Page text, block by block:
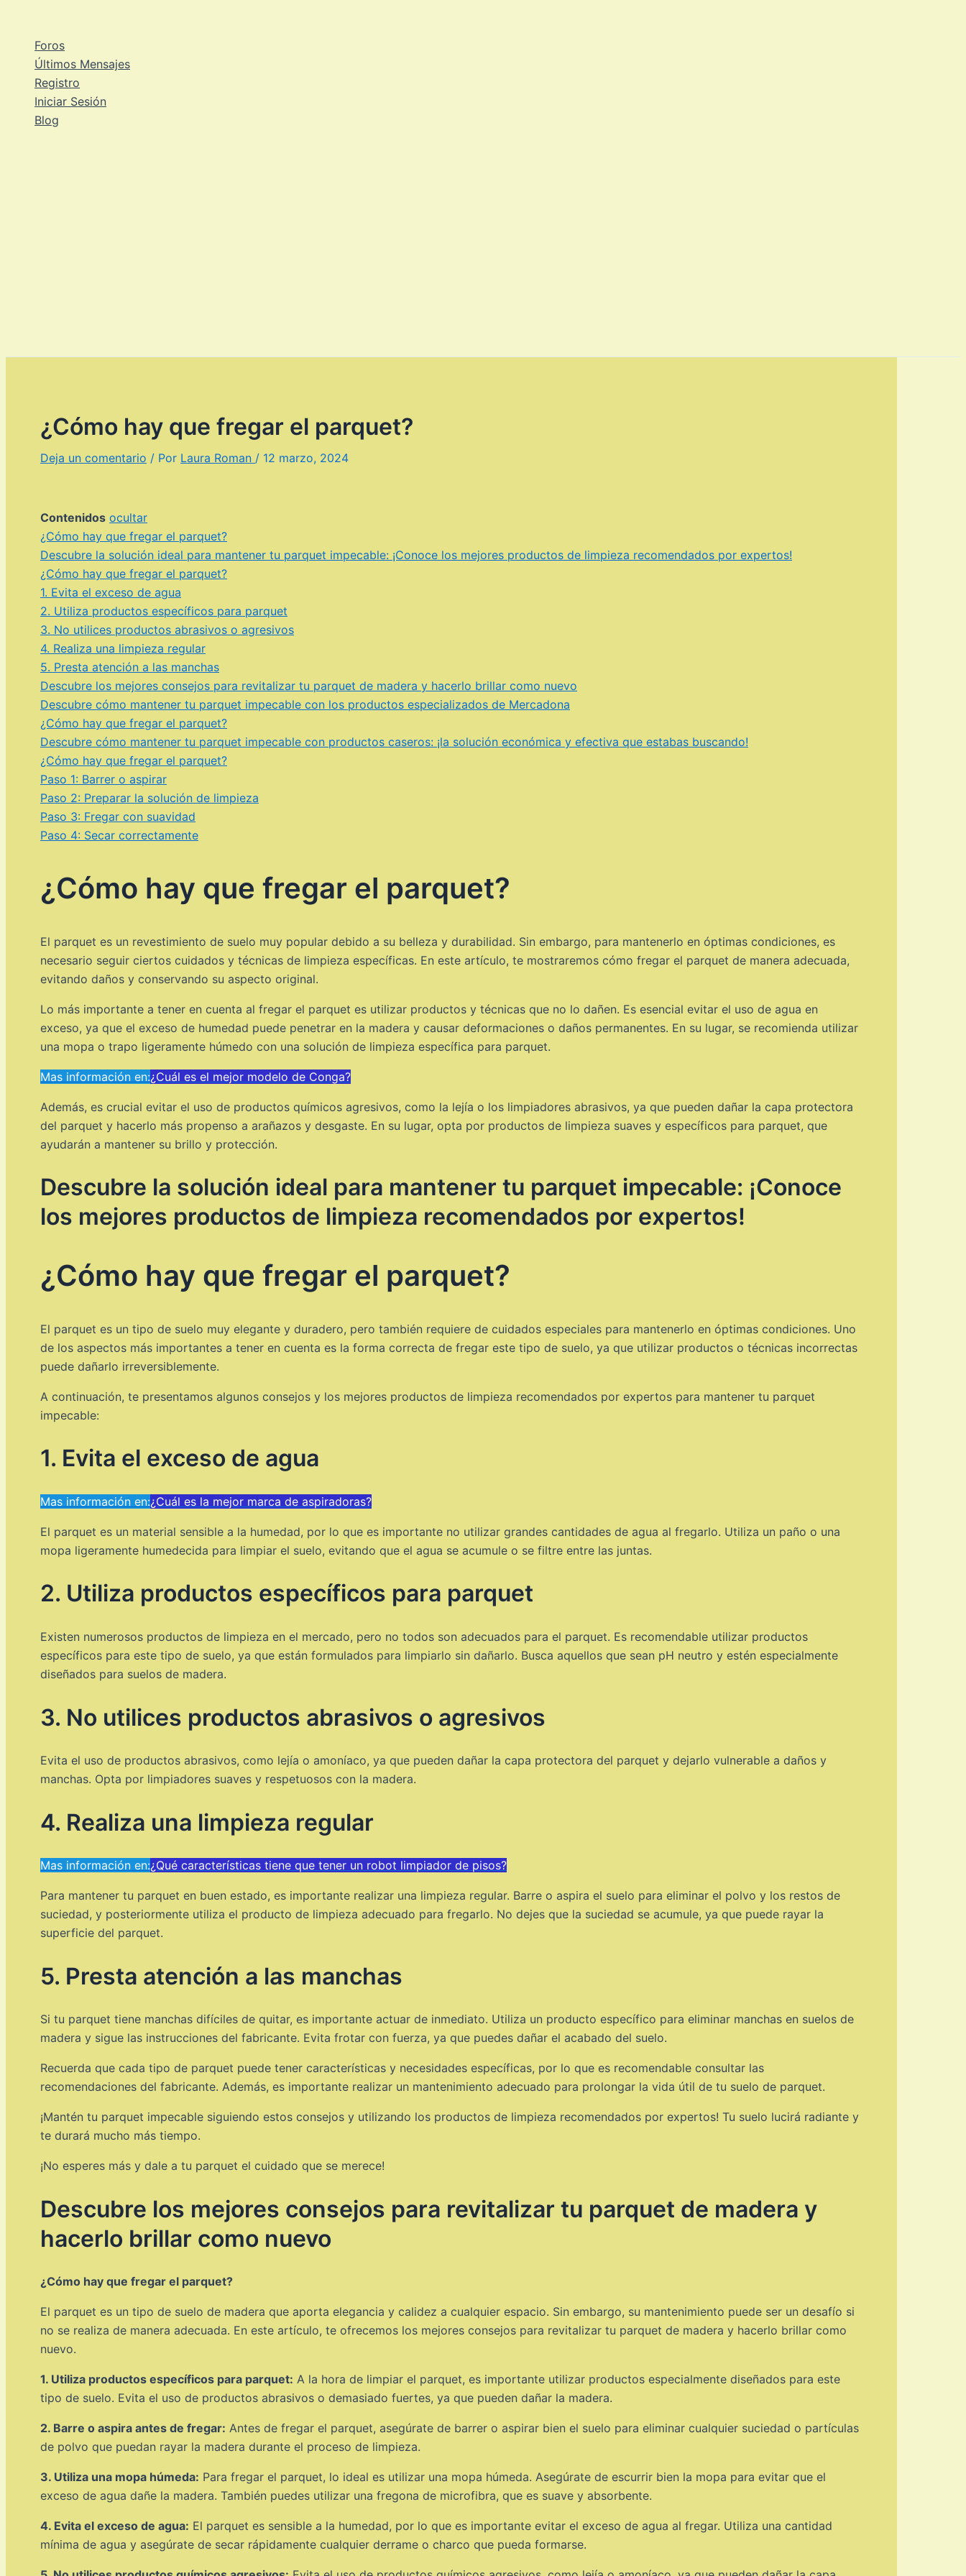
contenido
Foros
Últimos Mensajes
Registro
Iniciar Sesión
Blog
¿Cómo hay que fregar el parquet?
Deja un comentario / Por Laura Roman / 12 marzo, 2024
Contenidos ocultar
¿Cómo hay que fregar el parquet?
Descubre la solución ideal para mantener tu parquet impecable: ¡Conoce los mejores productos de limpieza recomendados por expertos!
¿Cómo hay que fregar el parquet?
1. Evita el exceso de agua
2. Utiliza productos específicos para parquet
3. No utilices productos abrasivos o agresivos
4. Realiza una limpieza regular
5. Presta atención a las manchas
Descubre los mejores consejos para revitalizar tu parquet de madera y hacerlo brillar como nuevo
Descubre cómo mantener tu parquet impecable con los productos especializados de Mercadona
¿Cómo hay que fregar el parquet?
Descubre cómo mantener tu parquet impecable con productos caseros: ¡la solución económica y efectiva que estabas buscando!
¿Cómo hay que fregar el parquet?
Paso 1: Barrer o aspirar
Paso 2: Preparar la solución de limpieza
Paso 3: Fregar con suavidad
Paso 4: Secar correctamente
¿Cómo hay que fregar el parquet?
El parquet es un revestimiento de suelo muy popular debido a su belleza y durabilidad. Sin embargo, para mantenerlo en óptimas condiciones, es
necesario seguir ciertos cuidados y técnicas de limpieza específicas. En este artículo, te mostraremos cómo fregar el parquet de manera adecuada,
evitando daños y conservando su aspecto original.
Lo más importante a tener en cuenta al fregar el parquet es utilizar productos y técnicas que no lo dañen. Es esencial evitar el uso de agua en
exceso, ya que el exceso de humedad puede penetrar en la madera y causar deformaciones o daños permanentes. En su lugar, se recomienda utilizar
una mopa o trapo ligeramente húmedo con una solución de limpieza específica para parquet.
Mas información en:¿Cuál es el mejor modelo de Conga?
Además, es crucial evitar el uso de productos químicos agresivos, como la lejía o los limpiadores abrasivos, ya que pueden dañar la capa protectora
del parquet y hacerlo más propenso a arañazos y desgaste. En su lugar, opta por productos de limpieza suaves y específicos para parquet, que
ayudarán a mantener su brillo y protección.
Descubre la solución ideal para mantener tu parquet impecable: ¡Conoce
los mejores productos de limpieza recomendados por expertos!
¿Cómo hay que fregar el parquet?
El parquet es un tipo de suelo muy elegante y duradero, pero también requiere de cuidados especiales para mantenerlo en óptimas condiciones. Uno
de los aspectos más importantes a tener en cuenta es la forma correcta de fregar este tipo de suelo, ya que utilizar productos o técnicas incorrectas
puede dañarlo irreversiblemente.
A continuación, te presentamos algunos consejos y los mejores productos de limpieza recomendados por expertos para mantener tu parquet
impecable:
1. Evita el exceso de agua
Mas información en:¿Cuál es la mejor marca de aspiradoras?
El parquet es un material sensible a la humedad, por lo que es importante no utilizar grandes cantidades de agua al fregarlo. Utiliza un paño o una
mopa ligeramente humedecida para limpiar el suelo, evitando que el agua se acumule o se filtre entre las juntas.
2. Utiliza productos específicos para parquet
Existen numerosos productos de limpieza en el mercado, pero no todos son adecuados para el parquet. Es recomendable utilizar productos
específicos para este tipo de suelo, ya que están formulados para limpiarlo sin dañarlo. Busca aquellos que sean pH neutro y estén especialmente
diseñados para suelos de madera.
3. No utilices productos abrasivos o agresivos
Evita el uso de productos abrasivos, como lejía o amoníaco, ya que pueden dañar la capa protectora del parquet y dejarlo vulnerable a daños y
manchas. Opta por limpiadores suaves y respetuosos con la madera.
4. Realiza una limpieza regular
Mas información en:¿Qué características tiene que tener un robot limpiador de pisos?
Para mantener tu parquet en buen estado, es importante realizar una limpieza regular. Barre o aspira el suelo para eliminar el polvo y los restos de
suciedad, y posteriormente utiliza el producto de limpieza adecuado para fregarlo. No dejes que la suciedad se acumule, ya que puede rayar la
superficie del parquet.
5. Presta atención a las manchas
Si tu parquet tiene manchas difíciles de quitar, es importante actuar de inmediato. Utiliza un producto específico para eliminar manchas en suelos de
madera y sigue las instrucciones del fabricante. Evita frotar con fuerza, ya que puedes dañar el acabado del suelo.
Recuerda que cada tipo de parquet puede tener características y necesidades específicas, por lo que es recomendable consultar las
recomendaciones del fabricante. Además, es importante realizar un mantenimiento adecuado para prolongar la vida útil de tu suelo de parquet.
¡Mantén tu parquet impecable siguiendo estos consejos y utilizando los productos de limpieza recomendados por expertos! Tu suelo lucirá radiante y
te durará mucho más tiempo.
¡No esperes más y dale a tu parquet el cuidado que se merece!
Descubre los mejores consejos para revitalizar tu parquet de madera y
hacerlo brillar como nuevo
¿Cómo hay que fregar el parquet?
El parquet es un tipo de suelo de madera que aporta elegancia y calidez a cualquier espacio. Sin embargo, su mantenimiento puede ser un desafío si
no se realiza de manera adecuada. En este artículo, te ofrecemos los mejores consejos para revitalizar tu parquet de madera y hacerlo brillar como
nuevo.
1. Utiliza productos específicos para parquet: A la hora de limpiar el parquet, es importante utilizar productos especialmente diseñados para este
tipo de suelo. Evita el uso de productos abrasivos o demasiado fuertes, ya que pueden dañar la madera.
2. Barre o aspira antes de fregar: Antes de fregar el parquet, asegúrate de barrer o aspirar bien el suelo para eliminar cualquier suciedad o partículas
de polvo que puedan rayar la madera durante el proceso de limpieza.
3. Utiliza una mopa húmeda: Para fregar el parquet, lo ideal es utilizar una mopa húmeda. Asegúrate de escurrir bien la mopa para evitar que el
exceso de agua dañe la madera. También puedes utilizar una fregona de microfibra, que es suave y absorbente.
4. Evita el exceso de agua: El parquet es sensible a la humedad, por lo que es importante evitar el exceso de agua al fregar. Utiliza una cantidad
mínima de agua y asegúrate de secar rápidamente cualquier derrame o charco que pueda formarse.